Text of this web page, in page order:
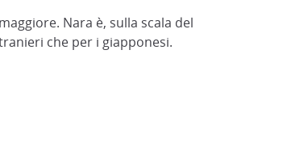
Nara è, sulla scala del
che per i giapponesi.